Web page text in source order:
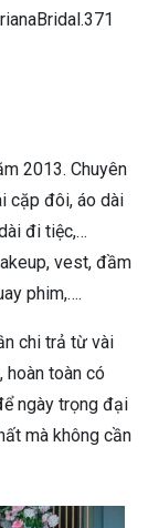
2013. Chuyên
cặp đôi, áo dài
đi tiệc,…
vest, đầm
phim,….
chi trả từ vài
hoàn toàn có
ngày trọng đại
mà không cần